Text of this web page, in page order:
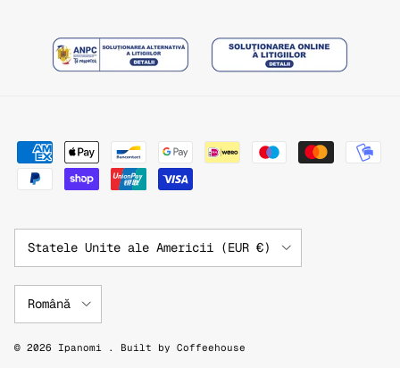
Țară/Regiune
Statele Unite ale Americii (EUR €)
Limbă
Română
© 2026 Ipanomi . Built by Coffeehouse